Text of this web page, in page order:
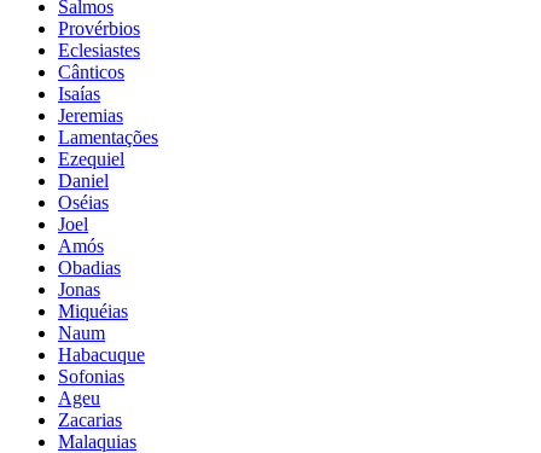
Salmos
Provérbios
Eclesiastes
Cânticos
Isaías
Jeremias
Lamentações
Ezequiel
Daniel
Oséias
Joel
Amós
Obadias
Jonas
Miquéias
Naum
Habacuque
Sofonias
Ageu
Zacarias
Malaquias